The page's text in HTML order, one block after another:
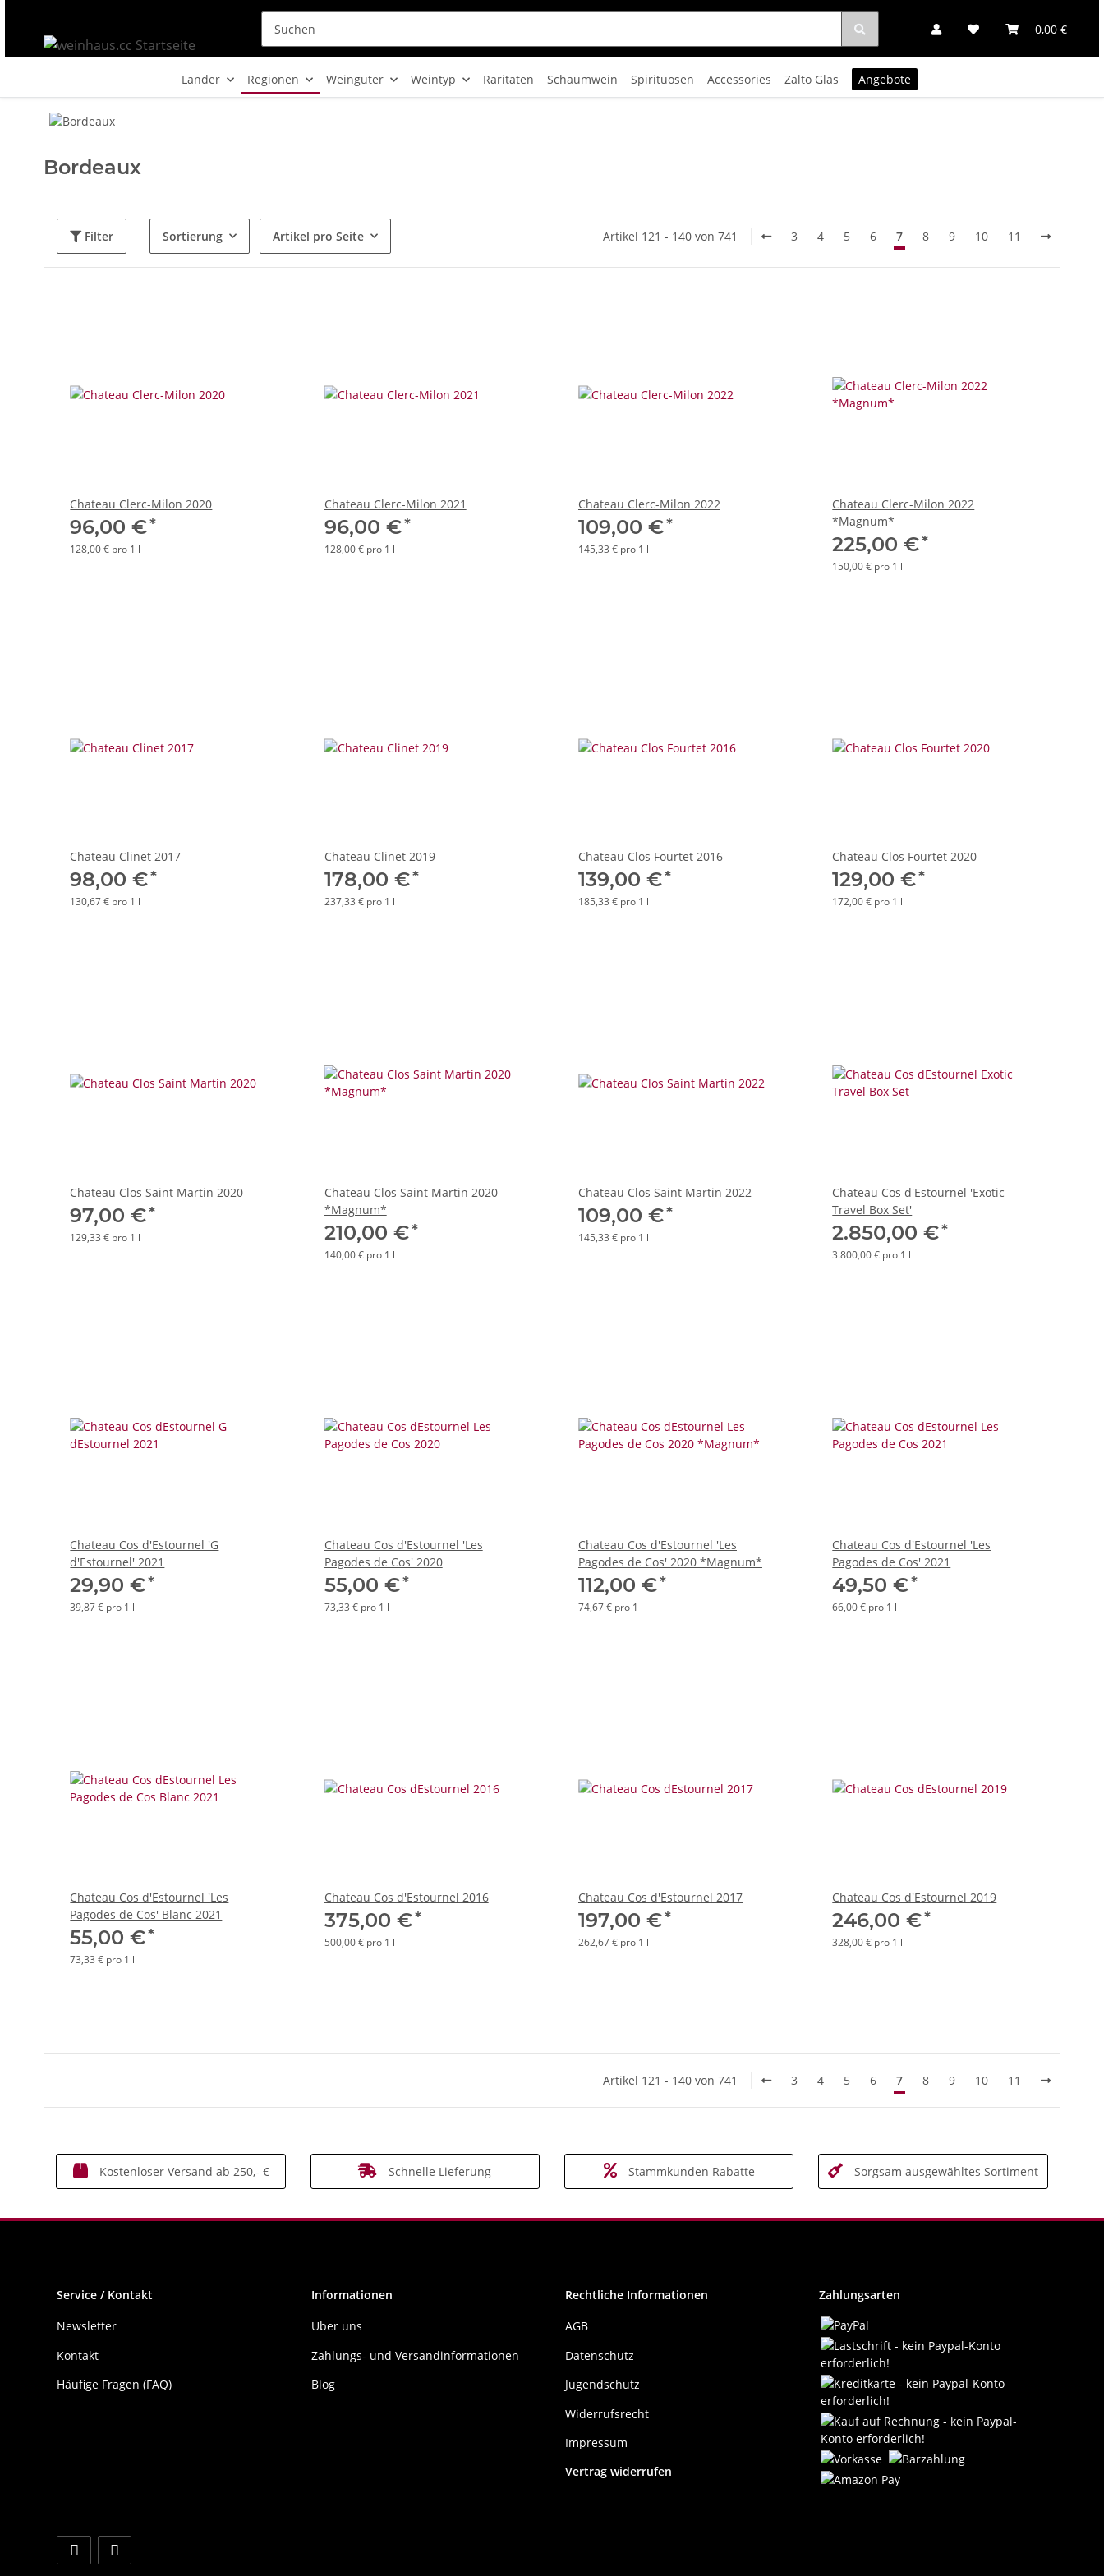
0,00 €
Länder Regionen Weingüter Weintyp Raritäten Schaumwein Spirituosen Accessories Zalto Glas Angebote
Bordeaux
Filter Sortierung Artikel pro Seite Artikel 121 - 140 von 741 3 4 5 6 7 8 9 10 11
Chateau Clerc-Milon 2020
96,00 €*
128,00 € pro 1 l
Chateau Clerc-Milon 2021
96,00 €*
128,00 € pro 1 l
Chateau Clerc-Milon 2022
109,00 €*
145,33 € pro 1 l
Chateau Clerc-Milon 2022
*Magnum*
225,00 €*
150,00 € pro 1 l
Chateau Clinet 2017
98,00 €*
130,67 € pro 1 l
Chateau Clinet 2019
178,00 €*
237,33 € pro 1 l
Chateau Clos Fourtet 2016
139,00 €*
185,33 € pro 1 l
Chateau Clos Fourtet 2020
129,00 €*
172,00 € pro 1 l
Chateau Clos Saint Martin 2020
97,00 €*
129,33 € pro 1 l
Chateau Clos Saint Martin 2020
*Magnum*
210,00 €*
140,00 € pro 1 l
Chateau Clos Saint Martin 2022
109,00 €*
145,33 € pro 1 l
Chateau Cos d'Estournel 'Exotic
Travel Box Set'
2.850,00 €*
3.800,00 € pro 1 l
Chateau Cos d'Estournel 'G
d'Estournel' 2021
29,90 €*
39,87 € pro 1 l
Chateau Cos d'Estournel 'Les
Pagodes de Cos' 2020
55,00 €*
73,33 € pro 1 l
Chateau Cos d'Estournel 'Les
Pagodes de Cos' 2020 *Magnum*
112,00 €*
74,67 € pro 1 l
Chateau Cos d'Estournel 'Les
Pagodes de Cos' 2021
49,50 €*
66,00 € pro 1 l
Chateau Cos d'Estournel 'Les
Pagodes de Cos' Blanc 2021
55,00 €*
73,33 € pro 1 l
Chateau Cos d'Estournel 2016
375,00 €*
500,00 € pro 1 l
Chateau Cos d'Estournel 2017
197,00 €*
262,67 € pro 1 l
Chateau Cos d'Estournel 2019
246,00 €*
328,00 € pro 1 l
Artikel 121 - 140 von 741 3 4 5 6 7 8 9 10 11
Kostenloser Versand ab 250,- € Schnelle Lieferung Stammkunden Rabatte Sorgsam ausgewähltes Sortiment
Service / Kontakt
Newsletter
Kontakt
Häufige Fragen (FAQ)
Informationen
Über uns
Zahlungs- und Versandinformationen
Blog
Rechtliche Informationen
AGB
Datenschutz
Jugendschutz
Widerrufsrecht
Impressum
Vertrag widerrufen
Zahlungsarten